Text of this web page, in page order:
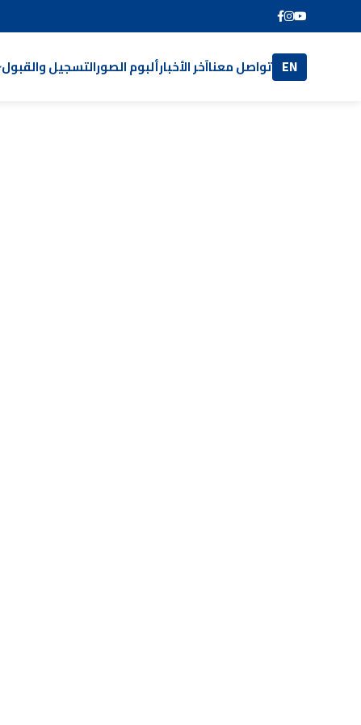
التسجيل والقبولألبوم الصورآخر الأخبارتواصل معنا EN